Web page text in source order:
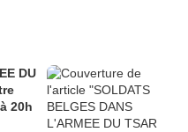
DU
20h